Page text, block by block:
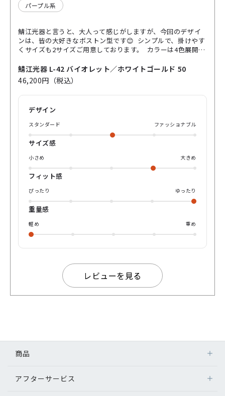
パープル系
鯖江光器と言うと、大人って感じがしますが、今回のデザイ
ンは、皆の大好きなボストン型です😊 シンプルで、掛けやす
くサイズも2サイズご用意しております。 カラーは4色展開に
てみて下さい。
鯖江光器 L-42 バイオレット／ホワイトゴールド 50
46,200円（税込）
デザイン
スタンダード ファッショナブル
サイズ感
小さめ 大きめ
フィット感
ぴったり ゆったり
重量感
軽め 重め
レビューを見る
商品
アフターサービス